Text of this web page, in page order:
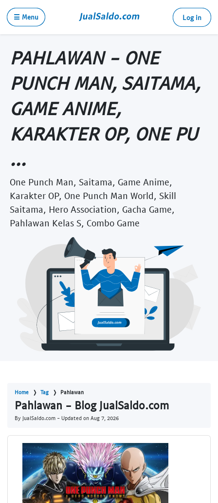
☰ Menu Log in
PAHLAWAN - ONE
PUNCH MAN, SAITAMA,
GAME ANIME,
KARAKTER OP, ONE PU
...
One Punch Man, Saitama, Game Anime,
Karakter OP, One Punch Man World, Skill
Saitama, Hero Association, Gacha Game,
Pahlawan Kelas S, Combo Game
Home Tag Pahlawan
Pahlawan - Blog JualSaldo.com
By JualSaldo.com - Updated on Aug 7, 2026